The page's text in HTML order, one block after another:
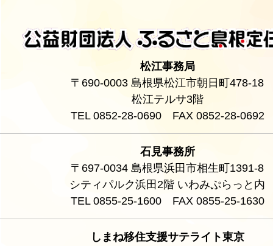
松江事務局
〒690-0003 島根県松江市朝日町478-18
松江テルサ3階
TEL 0852-28-0690 FAX 0852-28-0692
石見事務所
〒697-0034 島根県浜田市相生町1391-8
シティパルク浜田2階 いわみぷらっと内
TEL 0855-25-1600 FAX 0855-25-1630
しまね移住支援サテライト東京